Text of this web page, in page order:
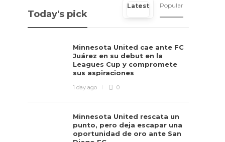
Today's pick
Latest Popular
Minnesota United cae ante FC
Juárez en su debut en la
Leagues Cup y compromete
sus aspiraciones
1 day ago 0
Minnesota United rescata un
punto, pero deja escapar una
oportunidad de oro ante San